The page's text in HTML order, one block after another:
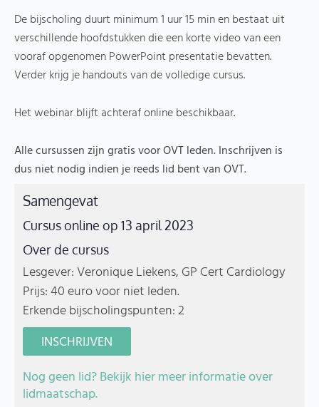
De bijscholing duurt minimum 1 uur 15 min en bestaat uit
verschillende hoofdstukken die een korte video van een
vooraf opgenomen PowerPoint presentatie bevatten.
Verder krijg je handouts van de volledige cursus.
Het webinar blijft achteraf online beschikbaar.
Alle cursussen zijn gratis voor OVT leden. Inschrijven is
dus niet nodig indien je reeds lid bent van OVT.
Samengevat
Cursus online op 13 april 2023
Over de cursus
Lesgever: Veronique Liekens, GP Cert Cardiology
Prijs: 40 euro voor niet leden.
Erkende bijscholingspunten: 2
INSCHRIJVEN
Nog geen lid? Bekijk hier meer informatie over
lidmaatschap.